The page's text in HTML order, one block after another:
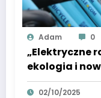
Adam 0
„Elektryczne
ekologia i
02/10/2025